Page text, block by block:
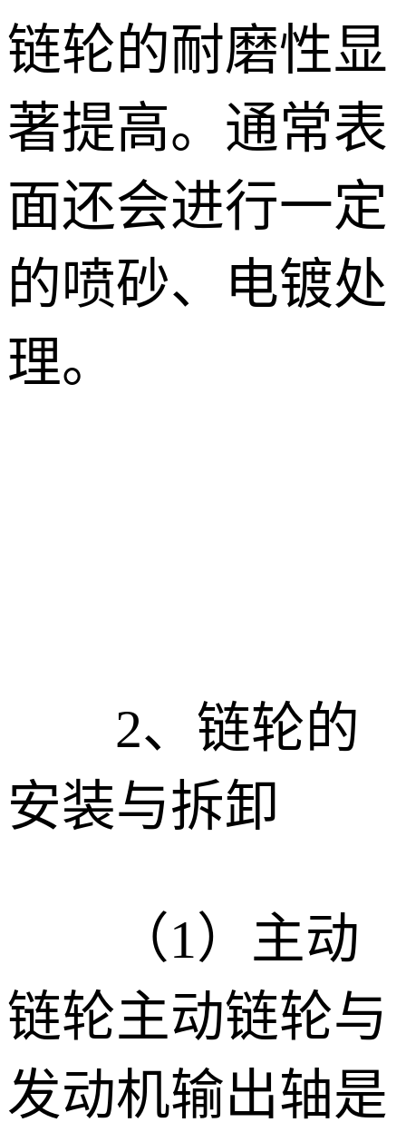
链轮的耐磨性显
著提高。通常表
面还会进行一定
的喷砂、电镀处
理。
2、 链轮的
安装与拆卸
（1） 主动
链轮主动链轮与
发动机输出轴是